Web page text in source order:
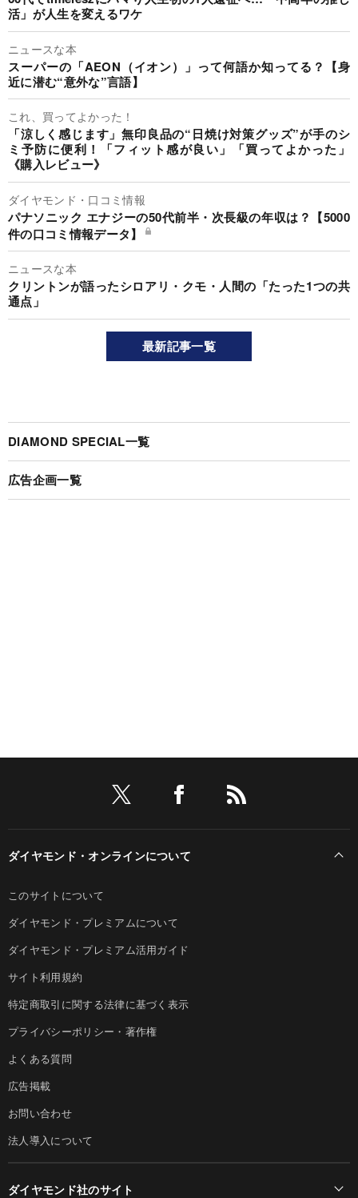
活」が人生を変えるワケ
ニュースな本
スーパーの「AEON（イオン）」って何語か知ってる？【身
近に潜む“意外な”言語】
これ、買ってよかった！
「涼しく感じます」無印良品の“日焼け対策グッズ”が手のシ
ミ予防に便利！「フィット感が良い」「買ってよかった」
《購入レビュー》
ダイヤモンド・口コミ情報
パナソニック エナジーの50代前半・次長級の年収は？【5000
件の口コミ情報データ】
ニュースな本
クリントンが語ったシロアリ・クモ・人間の「たった1つの共
通点」
最新記事一覧
DIAMOND SPECIAL一覧
広告企画一覧
ダイヤモンド・オンラインについて
このサイトについて
ダイヤモンド・プレミアムについて
ダイヤモンド・プレミアム活用ガイド
サイト利用規約
特定商取引に関する法律に基づく表示
プライバシーポリシー・著作権
よくある質問
広告掲載
お問い合わせ
法人導入について
ダイヤモンド社のサイト